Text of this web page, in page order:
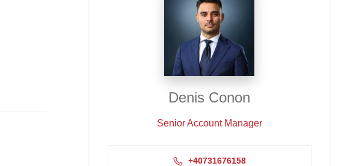
Denis Conon
Senior Account Manager
+40731676158